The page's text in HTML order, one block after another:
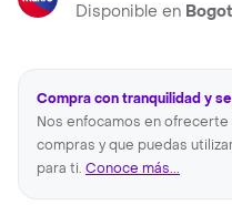
Disponible en
Compra con tranquilidad y
Nos enfocamos en
compras y que puedas
para ti. Conoce más...